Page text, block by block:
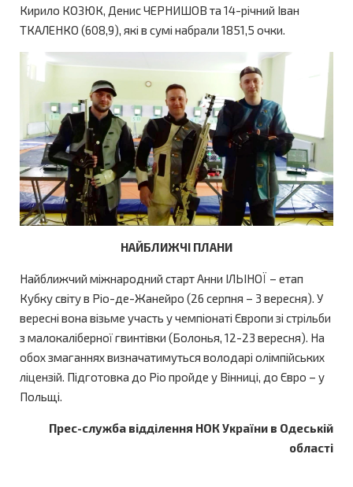
Кирило КОЗЮК, Денис ЧЕРНИШОВ та 14-річний Іван
ТКАЛЕНКО (608,9), які в сумі набрали 1851,5 очки.
НАЙБЛИЖЧІ ПЛАНИ
Найближчий міжнародний старт Анни ІЛЬІНОЇ – етап
Кубку світу в Ріо-де-Жанейро (26 серпня – 3 вересня). У
вересні вона візьме участь у чемпіонаті Європи зі стрільби
з малокаліберної гвинтівки (Болонья, 12-23 вересня). На
обох змаганнях визначатимуться володарі олімпійських
ліцензій. Підготовка до Ріо пройде у Вінниці, до Євро – у
Польщі.
Прес-служба відділення НОК України в Одеській
області